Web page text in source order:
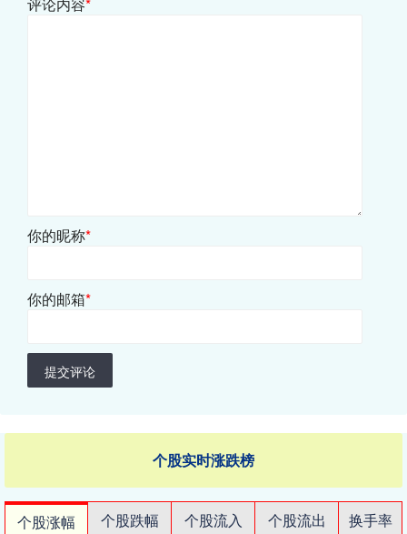
评论内容*
你的昵称*
你的邮箱*
提交评论
个股实时涨跌榜
个股涨幅 个股跌幅 个股流入 个股流出
换手率